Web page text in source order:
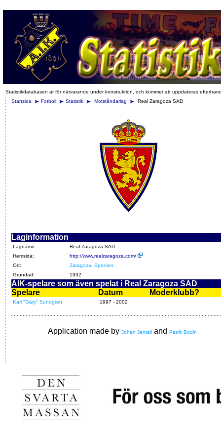
Statistikdatabasen är för närvarande under konstruktion, och kommer att uppdateras
Startsida
Fotboll Statistik Motståndarlag Real Zaragoza SAD
Laginformation
Lagnamn:
Real Zaragoza SAD
Hemsida:
http://www.realzaragoza.com/
Ort:
Zaragoza
Spanien
Grundad:
1932
AIK-spelare som även spelat i Real Zaragoza SAD
Spelare
Datum Moderklubb?
Kari "Gary" Sundgren 1997 - 2002
Application made by Johan Jentell and Patrik Bodin